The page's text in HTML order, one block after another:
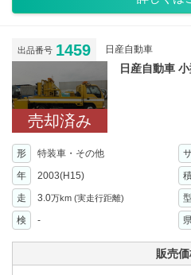
出品番号 1459 日産自動車
売却済み
日産自動車
形 特装車・その他
年
2003(H15)
走 3.0万km (実走行距離) 型
検
- 県
販売